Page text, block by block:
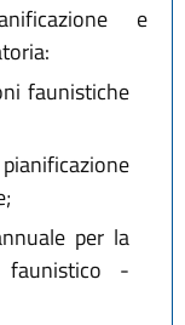
e
faunistiche
per la
faunistico -